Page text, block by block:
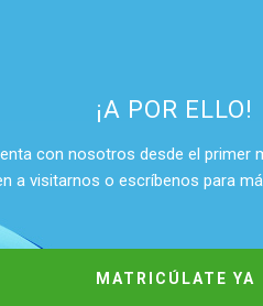
¡A POR ELLO!
con nosotros desde el primer
a visitarnos o escríbenos para
MATRICÚLATE YA